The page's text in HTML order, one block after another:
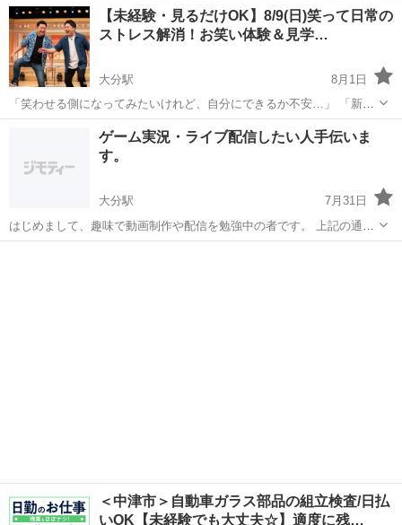
【未経験・見るだけOK】8/9(日)笑って日常の
ストレス解消！お笑い体験＆見学…
大分駅
8月1日
​「笑わせる側になってみたいけれど、自分にできるか不安…」 「新し
い趣味や、家庭・職場以外の居場所（サードプレイス）が欲しい！」
「最近、お腹を抱えて笑ってないかも…」 ​そんなあなたへ！大分で一
番アットホームなアマ...
大分駅
ゲーム実況・ライブ配信したい人手伝いま
す。
大分駅
7月31日
はじめまして、趣味で動画制作や配信を勉強中の者です。 上記の通り
最近YouTube ライブ配信やゲーム実況などに興味があり勉強をしてい
＜中津市＞自動車ガラス部品の組立検査/日払
いOK【未経験でも大丈夫☆】適度に残…